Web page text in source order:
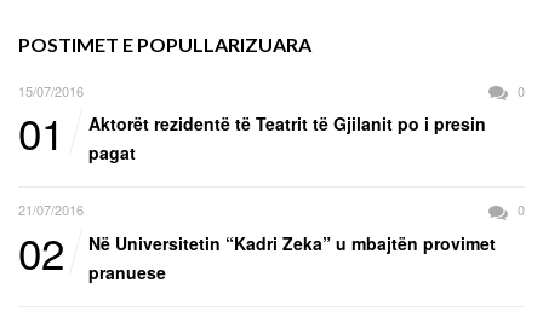
POSTIMET E POPULLARIZUARA
15/07/2016 0
01
Aktorët rezidentë të Teatrit të Gjilanit po i presin
pagat
21/07/2016 0
02
Në Universitetin “Kadri Zeka” u mbajtën provimet
pranuese